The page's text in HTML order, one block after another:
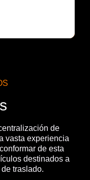
de
vasta experiencia
de esta
destinados a
traslado.